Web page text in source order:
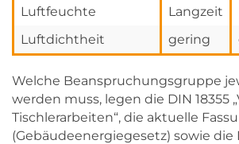
Luftfeuchte
Langzeit
Luftdichtheit
gering
Welche Beanspruchungsgruppe
werden muss, legen die DIN 18355
Tischlerarbeiten“, die aktuelle
(Gebäudeenergiegesetz) sowie die